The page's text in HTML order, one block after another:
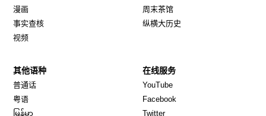
漫画
事实查核
视频
周末茶馆
纵横大历史
其他语种
普通话
粤语
မြန်မာ
在线服务
YouTube
Facebook
TwitterOpens in new window